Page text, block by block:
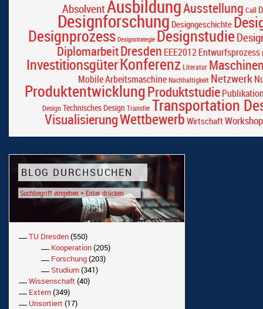
AbsolventAusbildungAusstellung Call
Designforschung Designgeschichte
Designprozess Designstrategie Designstudie
DiplomarbeitDresden EEE2012Entwurfsprozess
InvestitionsgüterKonferenzLiteratur
Mobile Arbeitsmaschine Nachhaltigkeit Netzwerk
ProduktentwicklungProduktstudie
DesignTechnisches Design Transfer Transportation
VisualisierungWettbewerb Wirtschaft Workshop
BLOG DURCHSUCHEN
TU Dresden(550)
Kooperation(205)
Forschung(203)
Studium(341)
Wissenschaft (40)
Extern(349)
Unsortiert (17)